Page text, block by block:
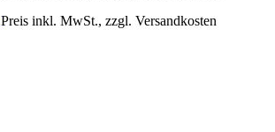
Preis inkl. MwSt., zzgl. Versandkosten